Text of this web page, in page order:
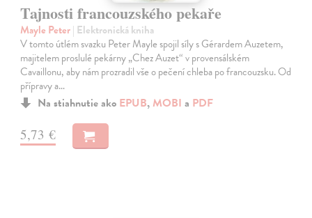
Tajnosti francouzského pekaře
Mayle Peter| Elektronická kniha
V tomto útlém svazku Peter Mayle spojil síly s Gérardem Auzetem,
majitelem proslulé pekárny „Chez Auzet“ v provensálském
Cavaillonu, aby nám prozradil vše o pečení chleba po francouzsku. Od
přípravy a…
Na stiahnutie ako EPUB, MOBI a PDF
5,73 €